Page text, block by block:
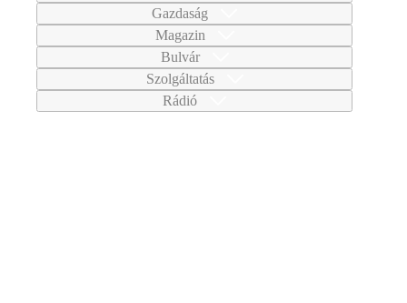
Gazdaság
Magazin
Bulvár
Szolgáltatás
Rádió